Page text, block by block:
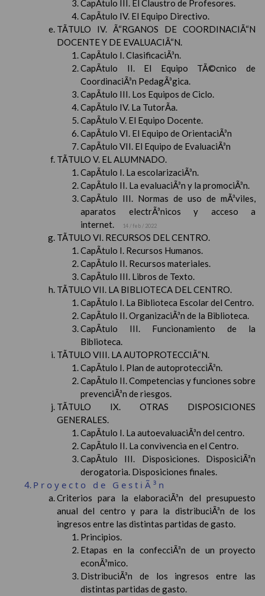
CapÃ­tulo III. El Claustro de Profesores.
CapÃ­tulo IV. El Equipo Directivo.
TÃTULO IV. Ã“RGANOS DE COORDINACIÃ“N
DOCENTE Y DE EVALUACIÃ“N.
CapÃ­tulo I. ClasificaciÃ³n.
CapÃ­tulo II. El Equipo TÃ©cnico de
CoordinaciÃ³n PedagÃ³gica.
CapÃ­tulo III. Los Equipos de Ciclo.
CapÃ­tulo IV. La TutorÃ­a.
CapÃ­tulo V. El Equipo Docente.
CapÃ­tulo VI. El Equipo de OrientaciÃ³n
CapÃ­tulo VII. El Equipo de EvaluaciÃ³n
TÃTULO V. EL ALUMNADO.
CapÃ­tulo I. La escolarizaciÃ³n.
CapÃ­tulo II. La evaluaciÃ³n y la promociÃ³n.
CapÃ­tulo III. Normas de uso de mÃ³viles,
aparatos electrÃ³nicos y acceso a
internet.
14 / feb / 2022
TÃTULO VI. RECURSOS DEL CENTRO.
CapÃ­tulo I. Recursos Humanos.
CapÃ­tulo II. Recursos materiales.
CapÃ­tulo III. Libros de Texto.
TÃTULO VII. LA BIBLIOTECA DEL CENTRO.
CapÃ­tulo I. La Biblioteca Escolar del Centro.
CapÃ­tulo II. OrganizaciÃ³n de la Biblioteca.
CapÃ­tulo III. Funcionamiento de la
Biblioteca.
TÃTULO VIII. LA AUTOPROTECCIÃ“N.
CapÃ­tulo I. Plan de autoprotecciÃ³n.
CapÃ­tulo II. Competencias y funciones sobre
prevenciÃ³n de riesgos.
TÃTULO IX. OTRAS DISPOSICIONES
GENERALES.
CapÃ­tulo I. La autoevaluaciÃ³n del centro.
CapÃ­tulo II. La convivencia en el Centro.
CapÃ­tulo III. Disposiciones. DisposiciÃ³n
derogatoria. Disposiciones finales.
Proyecto de GestiÃ³n
Criterios para la elaboraciÃ³n del presupuesto
anual del centro y para la distribuciÃ³n de los
ingresos entre las distintas partidas de gasto.
Principios.
Etapas en la confecciÃ³n de un proyecto
econÃ³mico.
DistribuciÃ³n de los ingresos entre las
distintas partidas de gasto.